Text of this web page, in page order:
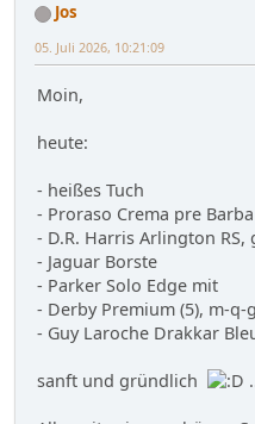
Jos
05. Juli 2026, 10:21:09
Moin,
heute:
- heißes Tuch
- Proraso Crema pre Barba
- D.R. Harris Arlington RS,
- Jaguar Borste
- Parker Solo Edge mit
- Derby Premium (5), m-q-g
- Guy Laroche Drakkar
sanft und gründlich